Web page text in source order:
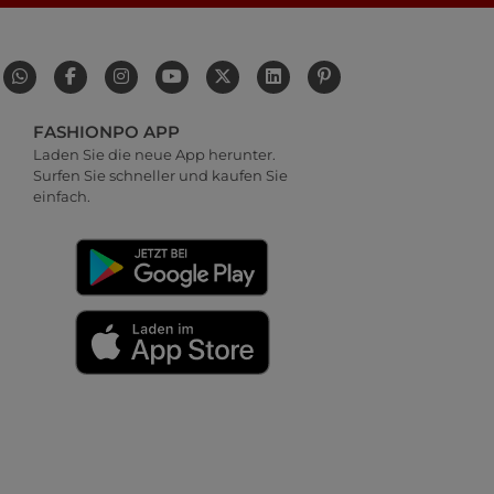
FASHIONPO APP
Laden Sie die neue App herunter.
Surfen Sie schneller und kaufen Sie
einfach.